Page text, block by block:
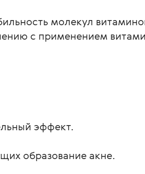
молекул
с применением
эффект.
образование акне.